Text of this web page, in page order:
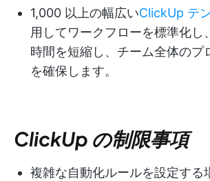
1,000 以上の幅広いClickUp テ
用してワークフローを標準化し
時間を短縮し、チーム全体のプ
を確保します。
ClickUp の制限事項
複雑な自動化ルールを設定する